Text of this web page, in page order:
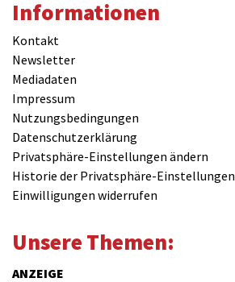
Informationen
Kontakt
Newsletter
Mediadaten
Impressum
Nutzungsbedingungen
Datenschutzerklärung
Privatsphäre-Einstellungen ändern
Historie der Privatsphäre-Einstellungen
Einwilligungen widerrufen
Unsere Themen:
ANZEIGE